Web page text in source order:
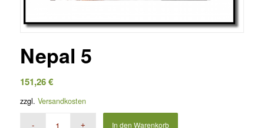
Nepal 5
151,26€
zzgl. Versandkosten
In den Warenkorb